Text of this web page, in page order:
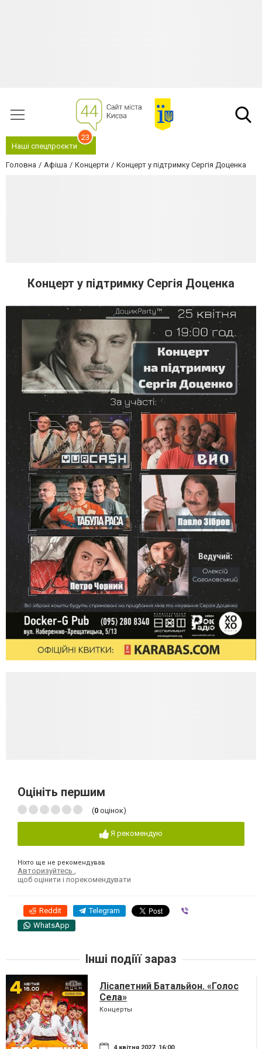
Наші спецпроєкти
23
Головна Афіша Концерти Концерт у підтримку Сергія Доценка
Концерт у підтримку Сергія Доценка
Оцініть першим
(0 оцінок)
Я рекомендую
Ніхто ще не рекомендував
Авторизуйтесь
щоб оцінити і порекомендувати
Reddit Telegram
WhatsApp
Інші подіїї зараз
Лісапетний Батальйон. «Голос
Села»
Концерты
4 квітня 2027, 16:00